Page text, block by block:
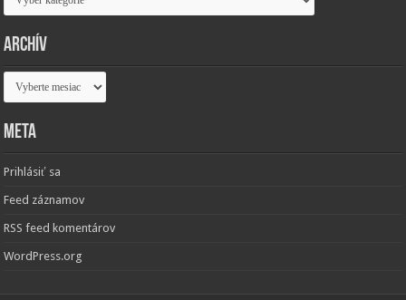
Archív
Archív
Meta
Prihlásiť sa
Feed záznamov
RSS feed komentárov
WordPress.org